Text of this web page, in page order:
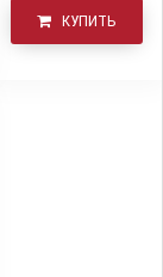
КУПИТЬ